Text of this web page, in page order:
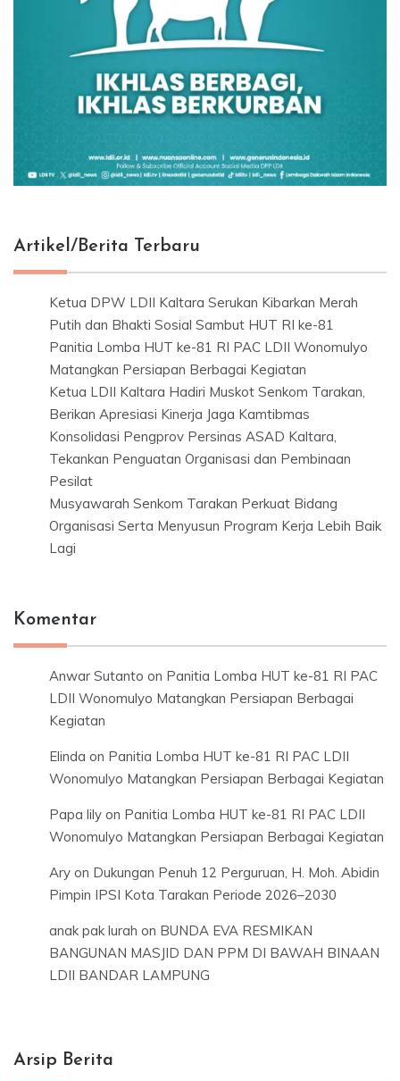
Artikel/Berita Terbaru
Ketua DPW LDII Kaltara Serukan Kibarkan Merah
Putih dan Bhakti Sosial Sambut HUT RI ke-81
Panitia Lomba HUT ke-81 RI PAC LDII Wonomulyo
Matangkan Persiapan Berbagai Kegiatan
Ketua LDII Kaltara Hadiri Muskot Senkom Tarakan,
Berikan Apresiasi Kinerja Jaga Kamtibmas
Konsolidasi Pengprov Persinas ASAD Kaltara,
Tekankan Penguatan Organisasi dan Pembinaan
Pesilat
Musyawarah Senkom Tarakan Perkuat Bidang
Organisasi Serta Menyusun Program Kerja Lebih Baik
Lagi
Komentar
Anwar Sutanto on Panitia Lomba HUT ke-81 RI PAC
LDII Wonomulyo Matangkan Persiapan Berbagai
Kegiatan
Elinda on Panitia Lomba HUT ke-81 RI PAC LDII
Wonomulyo Matangkan Persiapan Berbagai Kegiatan
Papa lily on Panitia Lomba HUT ke-81 RI PAC LDII
Wonomulyo Matangkan Persiapan Berbagai Kegiatan
Ary on Dukungan Penuh 12 Perguruan, H. Moh. Abidin
Pimpin IPSI Kota Tarakan Periode 2026–2030
anak pak lurah on BUNDA EVA RESMIKAN
BANGUNAN MASJID DAN PPM DI BAWAH BINAAN
LDII BANDAR LAMPUNG
Arsip Berita